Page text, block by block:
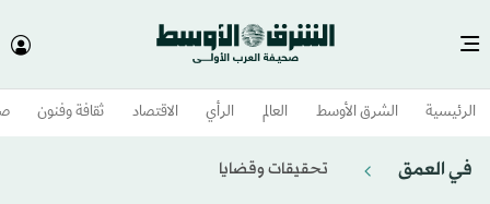
الرئيسية الشرق الأوسط​ العالم الرأي الاقتصاد ثقافة وفنون
في العمق تحقيقات وقضايا